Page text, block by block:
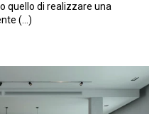
quello di realizzare una
(…)